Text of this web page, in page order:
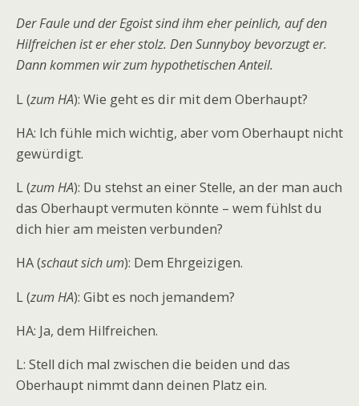
Der Faule und der Egoist sind ihm eher peinlich, auf den
Hilfreichen ist er eher stolz. Den Sunnyboy bevorzugt er.
Dann kommen wir zum hypothetischen Anteil.
L (zum HA): Wie geht es dir mit dem Oberhaupt?
HA: Ich fühle mich wichtig, aber vom Oberhaupt nicht
gewürdigt.
L (zum HA): Du stehst an einer Stelle, an der man auch
das Oberhaupt vermuten könnte – wem fühlst du
dich hier am meisten verbunden?
HA (schaut sich um): Dem Ehrgeizigen.
L (zum HA): Gibt es noch jemandem?
HA: Ja, dem Hilfreichen.
L: Stell dich mal zwischen die beiden und das
Oberhaupt nimmt dann deinen Platz ein.